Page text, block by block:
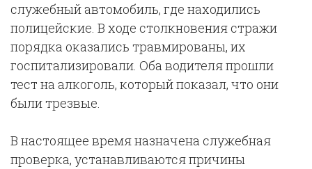
служебный автомобиль, где находились
полицейские. В ходе столкновения стражи
порядка оказались травмированы, их
госпитализировали. Оба водителя прошли
тест на алкоголь, который показал, что они
были трезвые.
В настоящее время назначена служебная
проверка, устанавливаются причины